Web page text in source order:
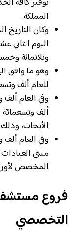
توفير كافة
المملكة.
وكان التاريخ
اليوم الثاني
وثلاثمائة
وهو ما وافق
للعام ألف
وفي العام ألف
ألف وتسعمائة
الأبحاث،
وفي العام ألف
مبنى
المخصص
فروع
التخصصي